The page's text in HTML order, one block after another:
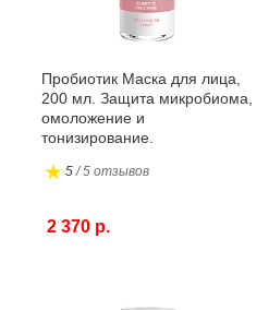
Пробиотик Маска для лица,
200 мл. Защита микробиома,
омоложение и
тонизирование.
5/ 5 отзывов
2 370 р.